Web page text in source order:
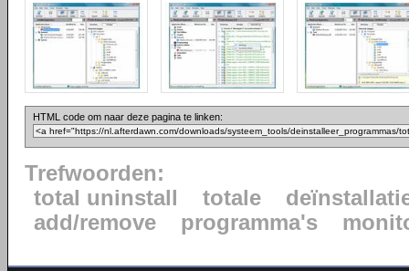
HTML code om naar deze pagina te linken:
Trefwoorden:
total uninstall
totale
add/remove
programma's